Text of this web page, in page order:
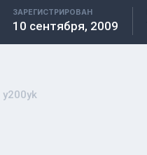
ЗАРЕГИСТРИРОВАН
10 сентября, 2009
y200yk